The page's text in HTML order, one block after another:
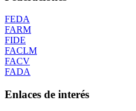
FEDA
FARM
FIDE
FACLM
FACV
FADA
Enlaces de interés